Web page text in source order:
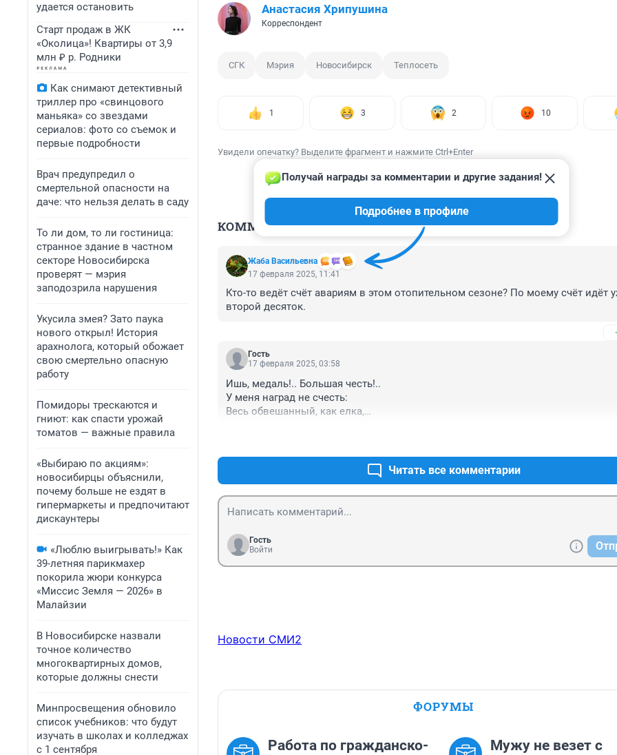
удается остановить
Старт продаж в ЖК
«Околица»! Квартиры от 3,9
млн ₽ р. Родники
Как снимают детективный
триллер про «свинцового
маньяка» со звездами
сериалов: фото со съемок и
первые подробности
Врач предупредил о
смертельной опасности на
даче: что нельзя делать в саду
То ли дом, то ли гостиница:
странное здание в частном
секторе Новосибирска
проверят — мэрия
заподозрила нарушения
Укусила змея? Зато паука
нового открыл! История
арахнолога, который обожает
свою смертельно опасную
работу
Помидоры трескаются и
гниют: как спасти урожай
томатов — важные правила
«Выбираю по акциям»:
новосибирцы объяснили,
почему больше не ездят в
гипермаркеты и предпочитают
дискаунтеры
«Люблю выигрывать!» Как
39-летняя парикмахер
покорила жюри конкурса
«Миссис Земля — 2026» в
Малайзии
В Новосибирске назвали
точное количество
многоквартирных домов,
которые должны снести
Минпросвещения обновило
список учебников: что будут
изучать в школах и колледжах
с 1 сентября
Анастасия Хрипушина
Корреспондент
СГК Мэрия Новосибирск Теплосеть
1 3 2 10
Увидели опечатку? Выделите фрагмент и нажмите Ctrl+Enter
КОММЕНТАРИИ 24
Жаба Васильевна
Получай награды за комментарии и другие задания!
Подробнее в профиле
17 февраля 2025, 11:41
Кто-то ведёт счёт авариям в этом отопительном сезоне? По моему счёт идёт
второй десяток.
Гость
17 февраля 2025, 03:58
Ишь, медаль!.. Большая честь!..
У меня наград не счесть:
Весь обвешанный, как елка,
Ты за собственную подлость
Читать все комментарии
Гость
Войти
Новости СМИ2
ФОРУМЫ
Работа по гражданско-
Мужу не везет с